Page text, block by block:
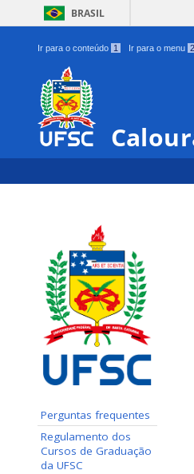
BRASIL
Ir para o conteúdo 1 Ir para o menu 2
Perguntas frequentes
Regulamento dos
Cursos de Graduação
da UFSC